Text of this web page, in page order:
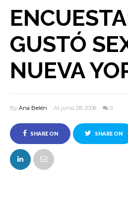
GUSTÓ
NUEVA
By Ana Belén At junio 28, 2008 0
SHARE ON
FACEBOOK
SHARE ON